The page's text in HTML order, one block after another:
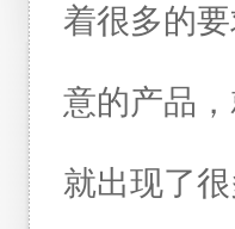
着很多的
意的产品
就出现了